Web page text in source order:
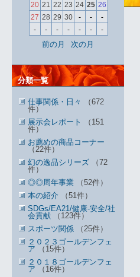
20 21 22 23 24 25 26
27 28 29 30 - -
-
-
- - - - - -
前の月 次の月
分類一覧
仕事関係・日々
（672
件）
展示会レポート
（151
件）
お薦めの商品コーナー
（22件）
幻の逸品シリーズ （72
件）
◎◎周年事業 （52件）
本の紹介 （51件）
SDGs/EA21/健康-安全/社
会貢献 （123件）
スポーツ関係 （25件）
２０２３ゴールデンフェ
ア （15件）
２０１８ゴールデンフェ
ア （16件）